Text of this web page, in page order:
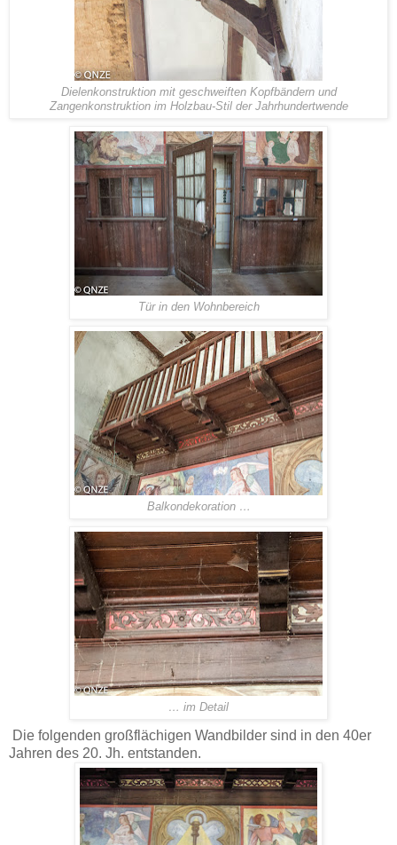
Dielenkonstruktion mit geschweiften Kopfbändern und
Zangenkonstruktion im Holzbau-Stil der Jahrhundertwende
Tür in den Wohnbereich
Balkondekoration …
… im Detail
Die folgenden großflächigen Wandbilder sind in den 40er
Jahren des 20. Jh. entstanden.